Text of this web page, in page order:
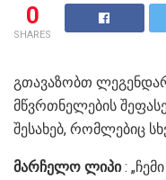
0
SHARES
გთავაზობთ
მწვრთნელების
შესახებ, რომლებიც
მარჩელო ლიპი: